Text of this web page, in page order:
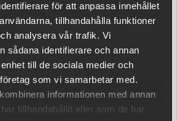
för att anpassa innehållet
tillhandahålla funktioner
analysera vår trafik. Vi
sådana identifierare och annan
till de sociala medier och
som vi samarbetar med.
informationen med annan
tillhandahållit eller som de har
Ej i lager
649 kr
(785 kr)